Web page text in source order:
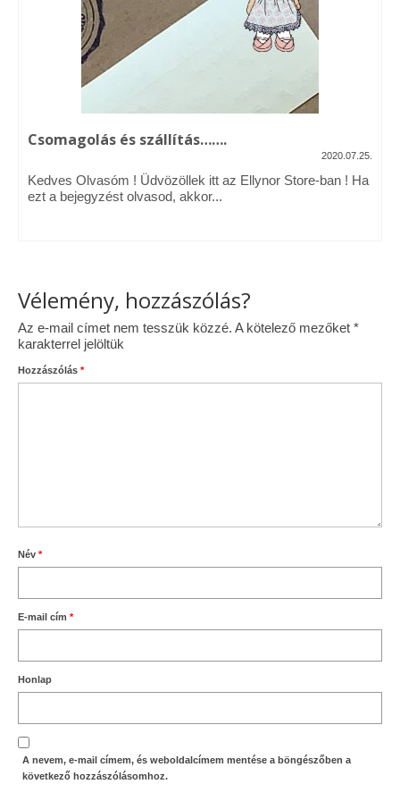
Vásárok, ahol velem is találkozhattál…
Alapanyagok, kellékek
Ellynor története
Adatkezelési tájékoztató
Csomagolás és szállítás…….
2020.07.25.
Kedves Olvasóm ! Üdvözöllek itt az Ellynor Store-ban ! Ha
ezt a bejegyzést olvasod, akkor...
Vélemény, hozzászólás?
Az e-mail címet nem tesszük közzé. A kötelező mezőket *
karakterrel jelöltük
Hozzászólás *
Név *
E-mail cím *
Honlap
A nevem, e-mail címem, és weboldalcímem mentése a böngészőben a
következő hozzászólásomhoz.